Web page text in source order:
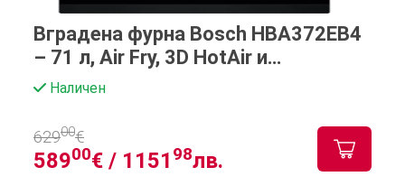
Вградена фурна Bosch HBA372EB4
– 71 л, Air Fry, 3D HotAir и
пиролитично почистване за
Наличен
58900€ / 1151 98лв.
62900€